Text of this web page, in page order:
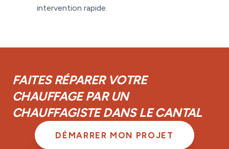
intervention rapide.
FAITES RÉPARER VOTRE
CHAUFFAGE PAR UN
CHAUFFAGISTE DANS LE CANTAL
DÉMARRER MON PROJET